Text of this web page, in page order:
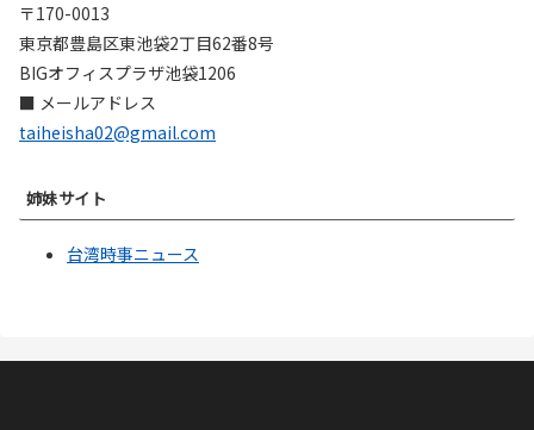
〒170-0013
東京都豊島区東池袋2丁目62番8号
BIGオフィスプラザ池袋1206
■ メールアドレス
taiheisha02@gmail.com
姉妹サイト
台湾時事ニュース